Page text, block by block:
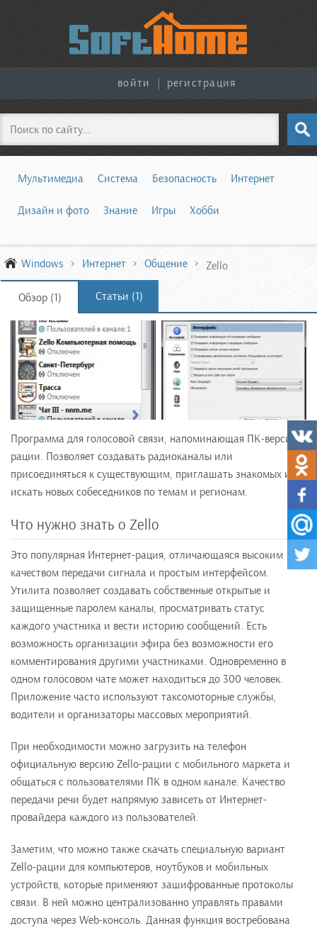
войти регистрация
Поиск
Мультимедиа Система Безопасность Интернет
Дизайн и фото Знание Игры Хобби
Windows Интернет Общение Zello
Обзор (1) Статьи (1)
Программа для голосовой связи, напоминающая ПК-версию
рации. Позволяет создавать радиоканалы или
присоединяться к существующим, приглашать знакомых или
искать новых собеседников по темам и регионам.
Что нужно знать о Zello
Это популярная Интернет-рация, отличающаяся высоким
качеством передачи сигнала и простым интерфейсом.
Утилита позволяет создавать собственные открытые и
защищенные паролем каналы, просматривать статус
каждого участника и вести историю сообщений. Есть
возможность организации эфира без возможности его
комментирования другими участниками. Одновременно в
одном голосовом чате может находиться до 300 человек.
Приложение часто используют таксомоторные службы,
водители и организаторы массовых мероприятий.
При необходимости можно загрузить на телефон
официальную версию Zello-рации c мобильного маркета и
общаться с пользователями ПК в одном канале. Качество
передачи речи будет напрямую зависеть от Интернет-
провайдера каждого из пользователей.
Заметим, что можно также скачать специальную вариант
Zello-рации для компьютеров, ноутбуков и мобильных
устройств, которые применяют зашифрованные протоколы
связи. В ней можно централизованно управлять правами
доступа через Web-консоль. Данная функция востребована